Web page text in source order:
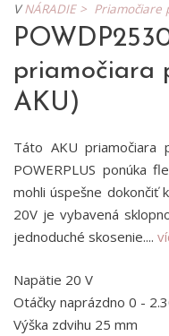
VNÁRADIE > Priamočiare
priamočiara
AKU)
Táto AKU priamočiara
POWERPLUS ponúka
mohli úspešne dokončiť
20V je vybavená
jednoduché skosenie....
Napätie 20 V
Otáčky naprázdno 0 -
Výška zdvihu 25 mm